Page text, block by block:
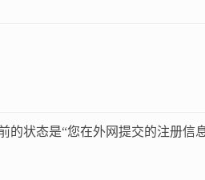
的状态是“您在外网提交的注册信